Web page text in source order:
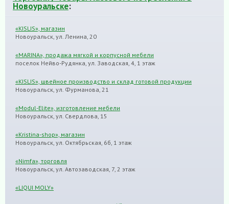
Новоуральске:
«KISLIS», магазин
Новоуральск, ул. Ленина, 20
«MARINA», продажа мягкой и корпусной мебели
поселок Нейво-Рудянка, ул. Заводская, 4, 1 этаж
«KISLIS», швейное производство и склад готовой продукции
Новоуральск, ул. Фурманова, 21
«Modul-Elite», изготовление мебели
Новоуральск, ул. Свердлова, 15
«Kristina-shop», магазин
Новоуральск, ул. Октябрьская, 6б, 1 этаж
«Nimfa», торговля
Новоуральск, ул. Автозаводская, 7, 2 этаж
«LIQUI MOLY»